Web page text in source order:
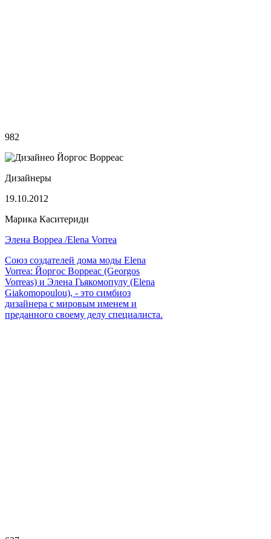
982
Дизайнеры
19.10.2012
Марика Каситериди
Элена Ворреа /Elena Vorrea
Союз создателей дома моды Elena
Vorrea: Йоргос Ворреас (Georgos
Vorreas) и Элена Гьякомопулу (Elena
Giakomopoulou), - это симбиоз
дизайнера с мировым именем и
преданного своему делу специалиста.